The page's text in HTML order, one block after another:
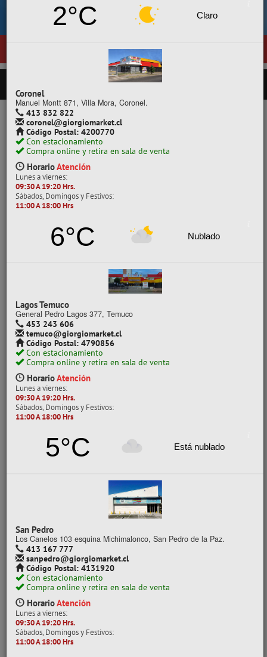
visitar nuestra nueva sala de ventas enTemuco
2°C Claro
Coronel
Manuel Montt 871, Villa Mora, Coronel.
413 832 822
coronel@giorgiomarket.cl
Código Postal: 4200770
Con estacionamiento
Compra online y retira en sala de venta
HorarioAtención
Lunes a viernes:
09:30 A 19:20 Hrs.
Sábados, Domingos y Festivos:
11:00 A 18:00 Hrs
6°C Nublado
Lagos Temuco
General Pedro Lagos 377, Temuco
453 243 606
temuco@giorgiomarket.cl
Código Postal: 4790856
Con estacionamiento
Compra online y retira en sala de venta
HorarioAtención
Lunes a viernes:
09:30 A 19:20 Hrs.
Sábados, Domingos y Festivos:
11:00 A 18:00 Hrs
5°C Está nublado
San Pedro
Los Canelos 103 esquina Michimalonco, San Pedro de la Paz.
413 167 777
sanpedro@giorgiomarket.cl
Código Postal: 4131920
Con estacionamiento
Compra online y retira en sala de venta
HorarioAtención
Lunes a viernes:
09:30 A 19:20 Hrs.
Sábados, Domingos y Festivos:
11:00 A 18:00 Hrs
PRODUCTOS
MARCA
ARTEL
TORRE
POR CLASE
1 A 9 PLIEGOS
CARPETA PAPEL CELOFÁN
CARTÓN CORRUGADO
CARTULINA
CARTULINA ESPAÑOLA
CARTULINA FLUORESCENTE
CARTULINA METALIZADA
CARTULINA PASTEL
M/CORRUGADO
PAPEL CELOFAN
PAPEL COLOR SURTIDO
PAPEL DIAMANTE/VEGETAL
PAPEL FLUOR
PAPEL GAMUSINA
PAPEL GLITTER
PAPEL HOLOGRAMA
PAPEL LUSTRE
PAPEL MAQUETA
PAPEL MILIMETRADO
PAPEL TORNASOL